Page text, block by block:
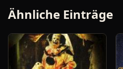
Ähnliche Einträge